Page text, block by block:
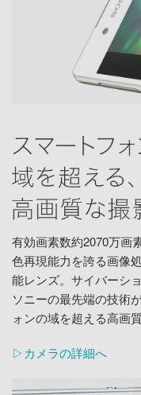
有効画素数約2070万画
色再現能力を誇る画像
能レンズ。サイバーシ
ソニーの最先端の技術
ォンの域を超える高画
▷カメラの詳細へ